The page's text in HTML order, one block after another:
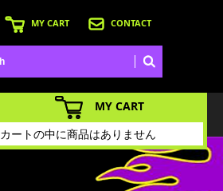
MY CART CONTACT
MY CART
カートの中に商品はありません